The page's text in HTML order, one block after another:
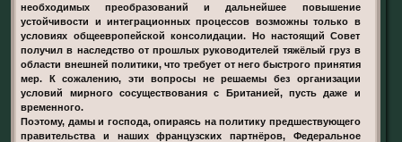
необходимых преобразований и дальнейшее повышение
устойчивости и интеграционных процессов возможны только в
условиях общеевропейской консолидации. Но настоящий Совет
получил в наследство от прошлых руководителей тяжёлый груз в
области внешней политики, что требует от него быстрого принятия
мер. К сожалению, эти вопросы не решаемы без организации
условий мирного сосуществования с Британией, пусть даже и
временного.
Поэтому, дамы и господа, опираясь на политику предшествующего
правительства и наших французских партнёров, Федеральное